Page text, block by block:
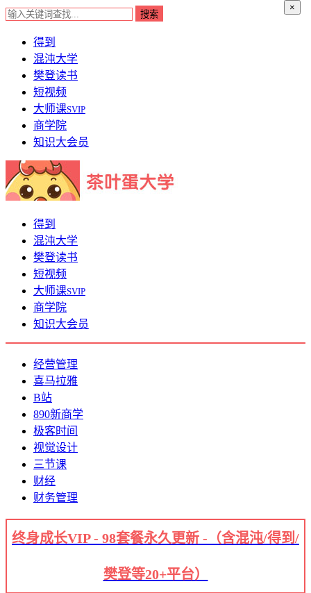
×
得到
混沌大学
樊登读书
短视频
大师课SVIP
商学院
知识大会员
得到
混沌大学
樊登读书
短视频
大师课SVIP
商学院
知识大会员
经营管理
喜马拉雅
B站
890新商学
极客时间
视觉设计
三节课
财经
财务管理
终身成长VIP - 98套餐永久更新 -（含混沌/得到/
樊登等20+平台）